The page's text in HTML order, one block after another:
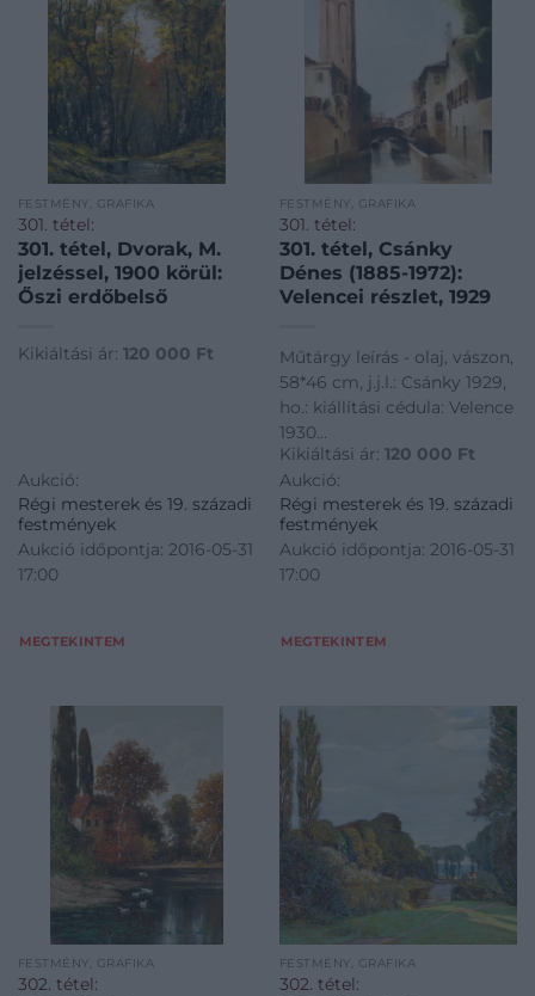
FESTMÉNY, GRAFIKA
301. tétel:
301. tétel, Dvorak, M.
jelzéssel, 1900 körül:
Őszi erdőbelső
Kikiáltási ár: 120 000 Ft
Aukció:
Régi mesterek és 19. századi
festmények
Aukció időpontja: 2016-05-31
17:00
MEGTEKINTEM
FESTMÉNY, GRAFIKA
301. tétel:
301. tétel, Csánky
Dénes (1885-1972):
Velencei részlet, 1929
Műtárgy leírás - olaj, vászon,
58*46 cm, j.j.l.: Csánky 1929,
ho.: kiállítási cédula: Velence
1930
Tételkód - NAG216-301
Kikiáltási ár: 120 000 Ft
Aukció:
Régi mesterek és 19. századi
festmények
Aukció időpontja: 2016-05-31
17:00
MEGTEKINTEM
FESTMÉNY, GRAFIKA
302. tétel:
FESTMÉNY, GRAFIKA
302. tétel: